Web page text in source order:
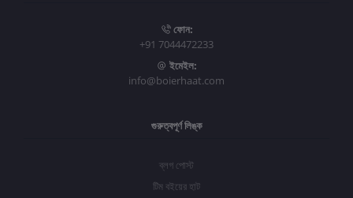
ফোন:
+91 7044472233
ইমেইল:
info@boierhaat.com
গুরুত্বপূর্ণ লিঙ্ক
ব্লগ পোস্ট
টিম বইয়ের হাট